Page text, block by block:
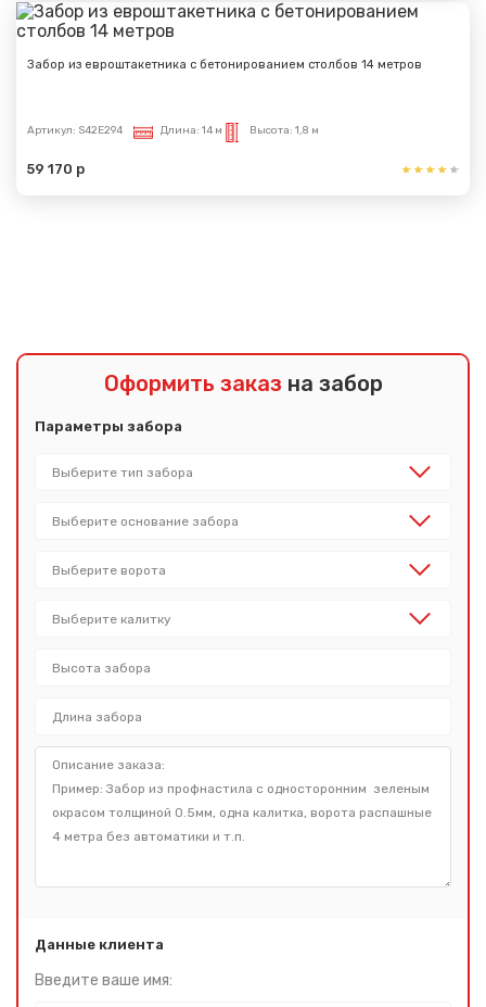
Забор из евроштакетника с бетонированием столбов 14 метров
Артикул: S42E294 Длина: 14 м Высота: 1,8 м
59 170 р
Оформить заказ на забор
Параметры забора
Данные клиента
Введите ваше имя: